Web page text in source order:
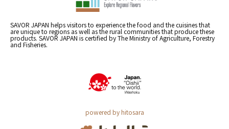
SAVOR JAPAN helps visitors to experience the food and the cuisines that
are unique to regions as well as the rural communities that produce these
products. SAVOR JAPAN is certified by The Ministry of Agriculture, Forestry
and Fisheries.
powered by hitosara